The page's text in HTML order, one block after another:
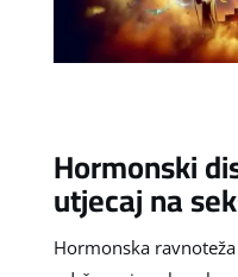
Hormonski
utjecaj na
Hormonska